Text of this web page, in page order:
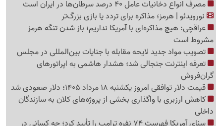
مصرف انواع دخانیات عامل 40 درصد سرطان‌ها در ایران است
نورویدئو | هرمز؛ مذاکره برای تردد یا بازی بزرگ‌تر
عراقچی: هیچ مذاکره‌ای با آمریکا نداریم؛ باز شدن تنگه هرمز
مشروط است
تصویب مواد جدید لایحه مقابله با جنایات بین‌المللی در مجلس
تعرفه اینترنت جنجالی شد؛ هشدار هاشمی به اپراتورهای
گرا‌ن‌فروش
قیمت دلار توافقی امروز یکشنبه 18 مرداد 1405؛ دلار صعودی شد
کاهش ارزبری با واگذاری بخشی از پروژه‌های کلان به سازندگان
داخلی